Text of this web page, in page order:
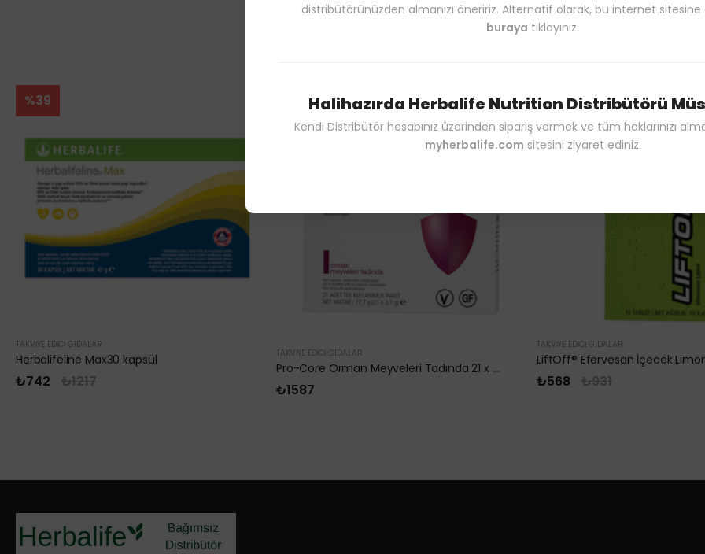
distribütörünüzden almanızı öneririz. Alternatif olarak, bu internet
buraya tıklayınız.
Halihazırda Herbalife Nutrition Distribütörü
Kendi Distribütör hesabınız üzerinden sipariş vermek ve tüm haklarınızı
myherbalife.com sitesini ziyaret ediniz.
%39
TAKVIYE EDICI GIDALAR
Herbalifeline Max30 kapsül
₺742 ₺1217
TAKVIYE EDICI GIDALAR
Pro-Core Orman Meyveleri Tadında 21 x 3,7 g
₺1587
%39
TAKVIYE EDICI GIDALAR
LiftOff® Efervesan İçecek
₺568 ₺931